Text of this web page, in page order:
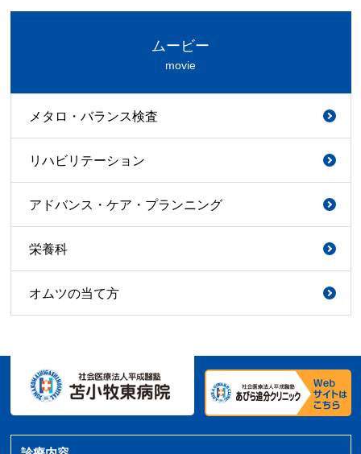
ムービー
movie
メタロ・バランス検査
リハビリテーション
アドバンス・ケア・プランニング
栄養科
オムツの当て方